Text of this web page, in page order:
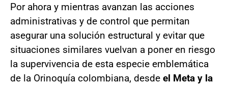
Por ahora y mientras avanzan las acciones
administrativas y de control que permitan
asegurar una solución estructural y evitar que
situaciones similares vuelvan a poner en riesgo
la supervivencia de esta especie emblemática
de la Orinoquía colombiana, desde el Meta y la